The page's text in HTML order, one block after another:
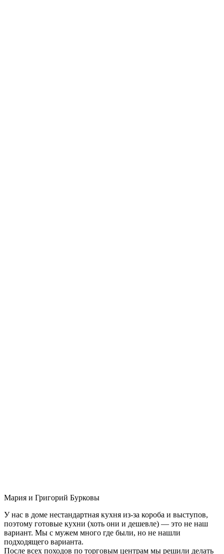
Мария и Григорий Бурковы
У нас в доме нестандартная кухня из-за короба и выступов,
поэтому готовые кухни (хоть они и дешевле) — это не наш
вариант. Мы с мужем много где были, но не нашли
подходящего варианта.
После всех походов по торговым центрам мы решили делать